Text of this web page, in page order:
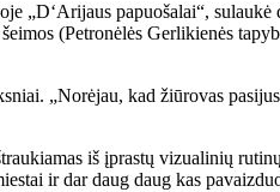
„D‘Arijaus papuošalai“,
(Petronėlės Gerlikienės
„Norėjau, kad žiūrovas
iš įprastų vizualinių
ir dar daug daug kas